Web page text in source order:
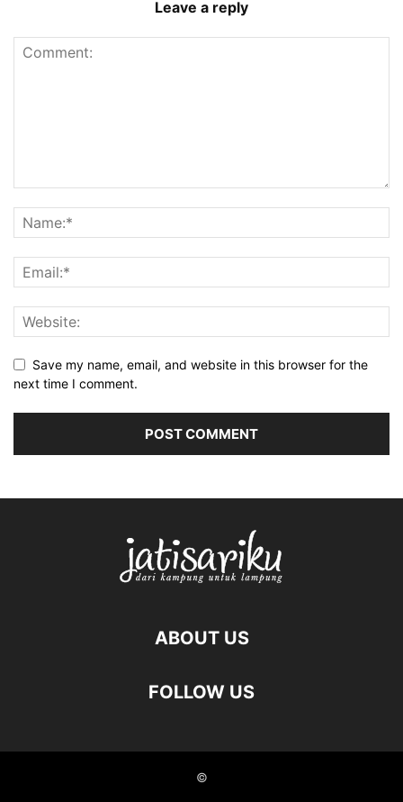
Leave a reply
Save my name, email, and website in this browser for the
next time I comment.
ABOUT US
FOLLOW US
©